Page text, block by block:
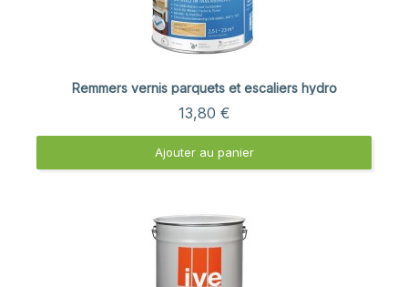
Aperçu rapide
Remmers vernis parquets et escaliers hydro
13,80 €
Ajouter au panier